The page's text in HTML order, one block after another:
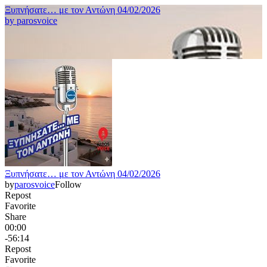
Ξυπνήσατε… με τον Αντώνη 04/02/2026
by parosvoice
Ξυπνήσατε… με τον Αντώνη 04/02/2026
byparosvoiceFollow
Repost
Favorite
Share
00:00
-56:14
Repost
Favorite